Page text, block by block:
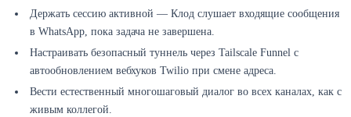
Держать сессию активной — Клод слушает входящие сообщения
в WhatsApp, пока задача не завершена.
Настраивать безопасный туннель через Tailscale Funnel с
автообновлением вебхуков Twilio при смене адреса.
Вести естественный многошаговый диалог во всех каналах, как с
живым коллегой.